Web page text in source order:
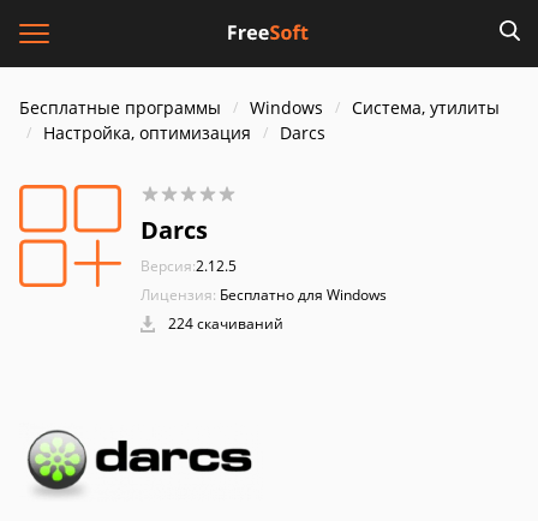
Бесплатные программы Windows
Система, утилиты
Настройка, оптимизация
Darcs
Darcs
Версия:2.12.5
Лицензия: Бесплатно для Windows
224 скачиваний